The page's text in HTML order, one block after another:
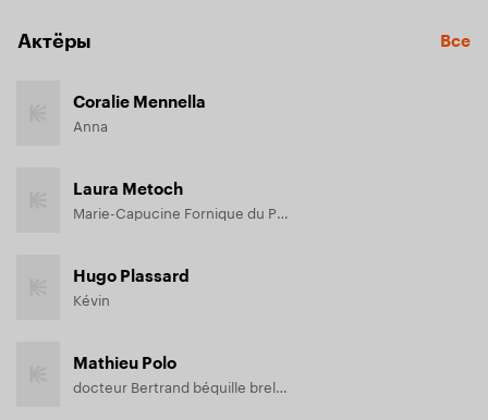
Актёры Все
Coralie Mennella
Anna
Laura Metoch
Marie-Capucine Fornique du Pissiant
Hugo Plassard
Kévin
Mathieu Polo
docteur Bertrand béquille breloque